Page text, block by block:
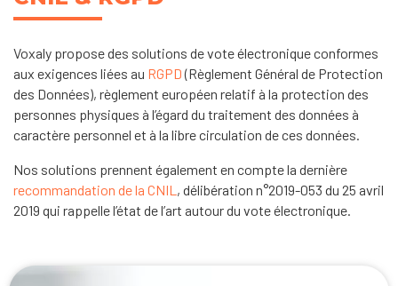
Voxaly propose des solutions de vote électronique conformes
aux exigences liées au RGPD(Règlement Général de Protection
des Données), règlement européen relatif à la protection des
personnes physiques à l’égard du traitement des données à
caractère personnel et à la libre circulation de ces données.
Nos solutions prennent également en compte la dernière
recommandation de la CNIL , délibération n°2019-053 du 25 avril
2019 qui rappelle l’état de l’art autour du vote électronique.